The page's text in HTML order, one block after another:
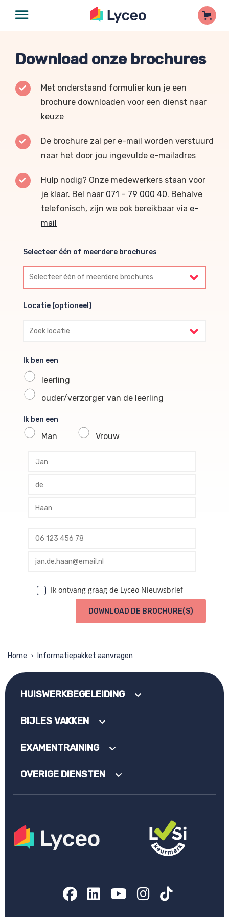
Download onze brochures
Met onderstaand formulier kun je een
brochure downloaden voor een dienst naar
keuze
De brochure zal per e-mail worden verstuurd
naar het door jou ingevulde e-mailadres
Hulp nodig? Onze medewerkers staan voor
je klaar. Bel naar 071 – 79 000 40. Behalve
telefonisch, zijn we ook bereikbaar via e-
mail
Selecteer één of meerdere brochures
Selecteer één of meerdere brochures
Locatie (optioneel)
Locatie (optioneel)
Ik ben een
leerling
ouder/verzorger van de leerling
Ik ben een
Man Vrouw
profile voornaam
profile tussenvoegsel
profile achternaam
profile telefoon
profile email
Ik ontvang graag de Lyceo Nieuwsbrief
DOWNLOAD DE BROCHURE(S)
Home > Informatiepakket aanvragen
HUISWERKBEGELEIDING
BIJLES VAKKEN
EXAMENTRAINING
OVERIGE DIENSTEN
Facebook
LinkedIn
YouTube
Instagram
TikTok